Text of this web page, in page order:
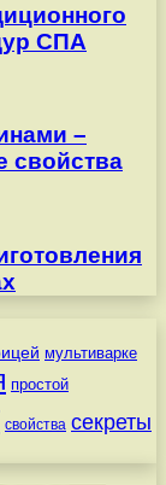
СПА
–
свойства
мультиварке
простой
свойства секреты